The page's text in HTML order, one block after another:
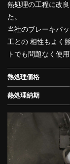
熱処理の工程に改
た。
当社のブレーキパ
工との 相性もよく
トでも問題なく使用
熱処理価格
熱処理納期